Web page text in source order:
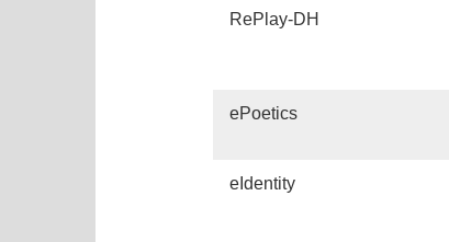
RePlay-DH
ePoetics
eIdentity